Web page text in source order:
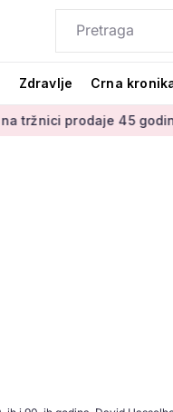
Zdravlje Crna
45 godina: 'Meni je ovo